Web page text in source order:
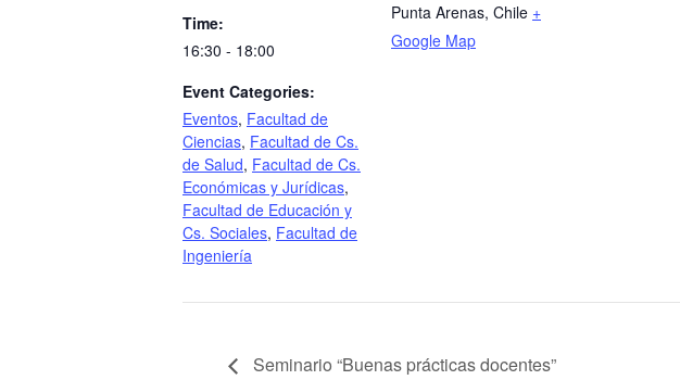
Time:
16:30 - 18:00
Event Categories:
Eventos, Facultad de
Ciencias, Facultad de Cs.
de Salud, Facultad de Cs.
Económicas y Jurídicas,
Facultad de Educación y
Cs. Sociales, Facultad de
Ingeniería
Punta Arenas, Chile +
Google Map
Seminario “Buenas prácticas docentes”